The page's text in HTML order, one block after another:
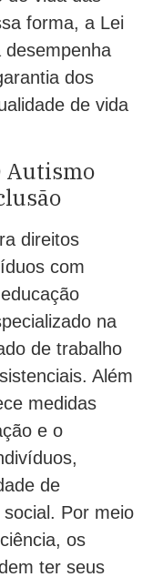
forma, a Lei
desempenha
dos
de vida
Autismo
direitos
com
na
de trabalho
Além
medidas
e o
de
Por meio
os
ter seus